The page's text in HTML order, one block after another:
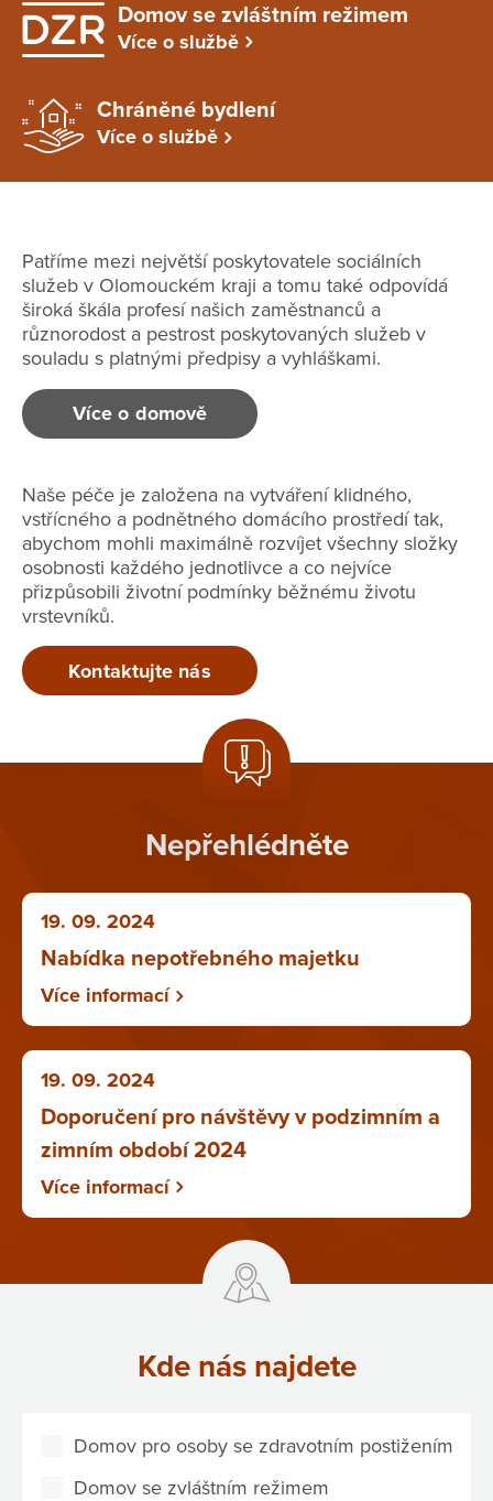
Domov se zvláštním režimem
Více o službě
Chráněné bydlení
Více o službě
Patříme mezi největší poskytovatele sociálních
služeb v Olomouckém kraji a tomu také odpovídá
široká škála profesí našich zaměstnanců a
různorodost a pestrost poskytovaných služeb v
souladu s platnými předpisy a vyhláškami.
Více o domově
Naše péče je založena na vytváření klidného,
vstřícného a podnětného domácího prostředí tak,
abychom mohli maximálně rozvíjet všechny složky
osobnosti každého jednotlivce a co nejvíce
přizpůsobili životní podmínky běžnému životu
vrstevníků.
Kontaktujte nás
Nepřehlédněte
19. 09. 2024
Nabídka nepotřebného majetku
Více informací
19. 09. 2024
Doporučení pro návštěvy v podzimním a
zimním období 2024
Více informací
Kde nás najdete
Domov pro osoby se zdravotním postižením
Domov se zvláštním režimem